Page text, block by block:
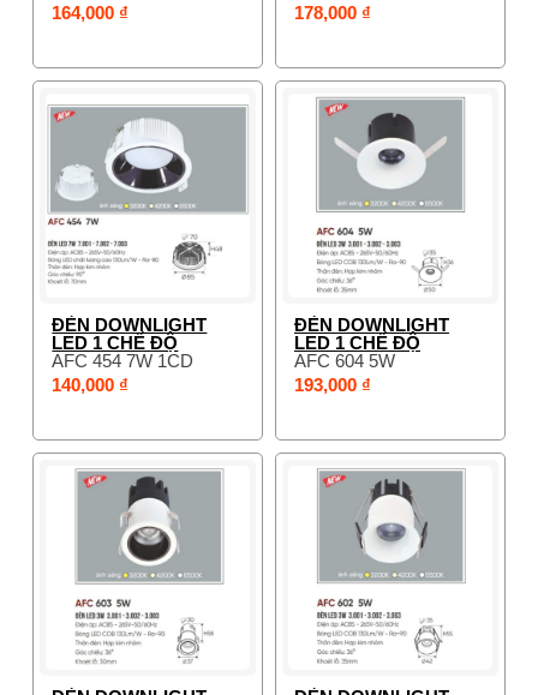
164,000 ₫
178,000 ₫
ĐÈN DOWNLIGHT
LED 1 CHẾ ĐỘ
AFC 454 7W 1CD
140,000 ₫
ĐÈN DOWNLIGHT
LED 1 CHẾ ĐỘ
AFC 604 5W
193,000 ₫